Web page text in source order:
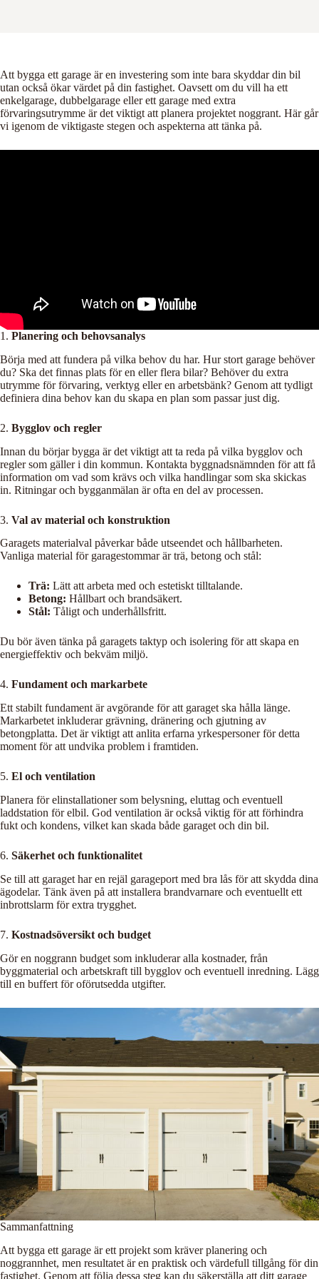
Att bygga ett garage är en investering som inte bara skyddar din bil
utan också ökar värdet på din fastighet. Oavsett om du vill ha ett
enkelgarage, dubbelgarage eller ett garage med extra
förvaringsutrymme är det viktigt att planera projektet noggrant. Här går
vi igenom de viktigaste stegen och aspekterna att tänka på.
1. Planering och behovsanalys
Börja med att fundera på vilka behov du har. Hur stort garage behöver
du? Ska det finnas plats för en eller flera bilar? Behöver du extra
utrymme för förvaring, verktyg eller en arbetsbänk? Genom att tydligt
definiera dina behov kan du skapa en plan som passar just dig.
2. Bygglov och regler
Innan du börjar bygga är det viktigt att ta reda på vilka bygglov och
regler som gäller i din kommun. Kontakta byggnadsnämnden för att få
information om vad som krävs och vilka handlingar som ska skickas
in. Ritningar och bygganmälan är ofta en del av processen.
3. Val av material och konstruktion
Garagets materialval påverkar både utseendet och hållbarheten.
Vanliga material för garagestommar är trä, betong och stål:
Trä: Lätt att arbeta med och estetiskt tilltalande.
Betong: Hållbart och brandsäkert.
Stål: Tåligt och underhållsfritt.
Du bör även tänka på garagets taktyp och isolering för att skapa en
energieffektiv och bekväm miljö.
4. Fundament och markarbete
Ett stabilt fundament är avgörande för att garaget ska hålla länge.
Markarbetet inkluderar grävning, dränering och gjutning av
betongplatta. Det är viktigt att anlita erfarna yrkespersoner för detta
moment för att undvika problem i framtiden.
5. El och ventilation
Planera för elinstallationer som belysning, eluttag och eventuell
laddstation för elbil. God ventilation är också viktig för att förhindra
fukt och kondens, vilket kan skada både garaget och din bil.
6. Säkerhet och funktionalitet
Se till att garaget har en rejäl garageport med bra lås för att skydda dina
ägodelar. Tänk även på att installera brandvarnare och eventuellt ett
inbrottslarm för extra trygghet.
7. Kostnadsöversikt och budget
Gör en noggrann budget som inkluderar alla kostnader, från
byggmaterial och arbetskraft till bygglov och eventuell inredning. Lägg
till en buffert för oförutsedda utgifter.
Sammanfattning
Att bygga ett garage är ett projekt som kräver planering och
noggrannhet, men resultatet är en praktisk och värdefull tillgång för din
fastighet. Genom att följa dessa steg kan du säkerställa att ditt garage